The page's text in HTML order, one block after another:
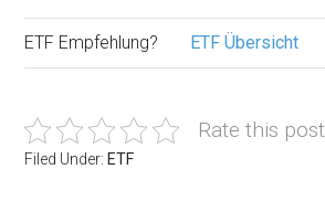
ETF Empfehlung? ETF Übersicht
Rate this post
Filed Under: ETF